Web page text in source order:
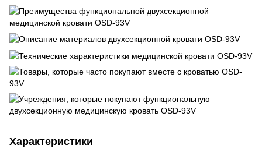
Характеристики